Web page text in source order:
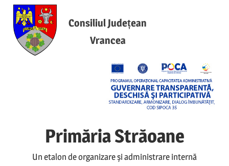
Skip
content
Consiliul Județean
Vrancea
Primăria Străoane
Un etalon de organizare și administrare internă